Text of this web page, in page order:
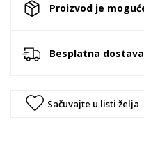
Proizvod je
Besplatna
Sačuvajte u listi želja